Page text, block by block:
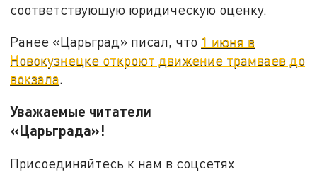
соответствующую юридическую оценку.
Ранее «Царьград» писал, что 1 июня в
Новокузнецке откроют движение трамваев до
вокзала.
Уважаемые читатели
«Царьграда»!
Присоединяйтесь к нам в соцсетях